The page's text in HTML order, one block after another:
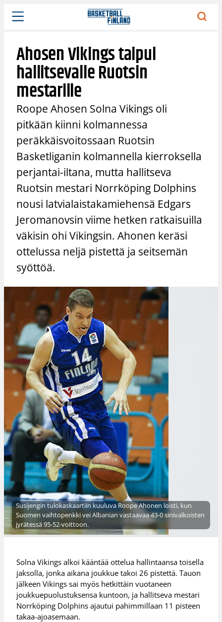
Siirry
sisältöön
Ahosen Vikings taipui
hallitsevalle Ruotsin
mestarille
Roope Ahosen Solna Vikings oli
pitkään kiinni kolmannessa
peräkkäisvoitossaan Ruotsin
Basketliganin kolmannella kierroksella
perjantai-iltana, mutta hallitseva
Ruotsin mestari Norrköping Dolphins
nousi latvialaistakamiehensä Edgars
Jeromanovsin viime hetken ratkaisuilla
väkisin ohi Vikingsin. Ahonen keräsi
ottelussa neljä pistettä ja seitsemän
syöttöä.
Susijengin tulokaskaartiin kuuluva Roope Ahonen loisti, kun
Suomen vaihtopenkki vei Albanian vastaavaa 43-0 sinivalkoisten
jyrätessä 95-52-voittoon.
Solna Vikings alkoi kääntää ottelua hallintaansa toisella
jaksolla, jonka aikana joukkue takoi 26 pistettä. Tauon
jälkeen Vikings sai myös hetkittäin vuotaneen
joukkuepuolustuksensa kuntoon, ja hallitseva mestari
Norrköping Dolphins ajautui pahimmillaan 11 pisteen
takaa-ajoasemaan.